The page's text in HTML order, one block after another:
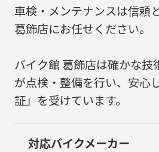
車検・メンテナンスは信頼
葛飾店にお任せください。
バイク館 葛飾店は確かな技
が点検・整備を行い、安心
証」を受けています。
対応バイクメーカー